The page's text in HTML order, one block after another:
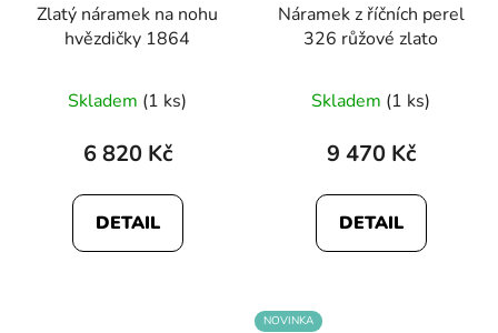
Zlatý náramek na nohu
hvězdičky 1864
Skladem (1 ks)
6 820 Kč
DETAIL
Náramek z říčních perel
326 růžové zlato
Skladem (1 ks)
9 470 Kč
DETAIL
NOVINKA